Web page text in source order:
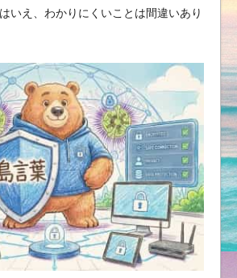
いえ、わかりにくいことは間違いあり